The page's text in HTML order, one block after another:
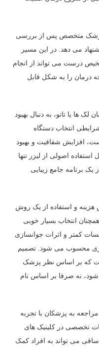
پزشک متخصص پس از بررسی
می دهد. در این مسیر
درست می تواند از انجام
درمان را به شکل قابل
لک ها یا تاتو، به دنبال بهبود
انتخاب دستگاه
افزایش شفافیت و بهبود
استفاده اصولی از لیزر تنها
برنامه جامع زیبایی
و استفاده از یک روش
انتخاب بسیار خوبی
کمتر و اثرات جوانسازی
تری محسوب می شود. تصمیم
که بر اساس نظر پزشک
نه صرفا بر اساس نام
به پزشکان با تجربه
تخصصی در کلینیک های
ساقی می تواند به افراد کمک